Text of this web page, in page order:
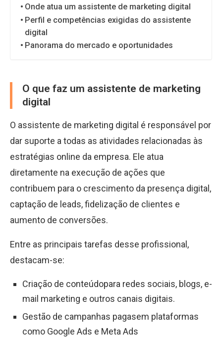
Onde atua um assistente de marketing digital
Perfil e competências exigidas do assistente
digital
Panorama do mercado e oportunidades
O que faz um assistente de marketing
digital
O assistente de marketing digital é responsável por
dar suporte a todas as atividades relacionadas às
estratégias online da empresa. Ele atua
diretamente na execução de ações que
contribuem para o crescimento da presença digital,
captação de leads, fidelização de clientes e
aumento de conversões.
Entre as principais tarefas desse profissional,
destacam-se:
Criação de conteúdopara redes sociais, blogs, e-
mail marketing e outros canais digitais.
Gestão de campanhas pagasem plataformas
como Google Ads e Meta Ads